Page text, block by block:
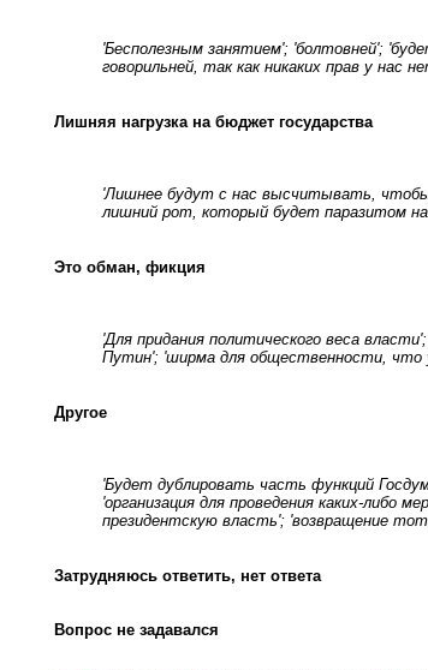
'Бесполезным занятием'; 'болтовней';
говорильней, так как никаких прав у
Лишняя нагрузка на бюджет государства
'Лишнее будут с нас высчитывать,
лишний рот, который будет паразитом на
Это обман, фикция
'Для придания политического веса
Путин'; 'ширма для общественности, что
Другое
'Будет дублировать часть функций
'организация для проведения каких-либо
президентскую власть'; 'возвращение
Затрудняюсь ответить, нет ответа
Вопрос не задавался